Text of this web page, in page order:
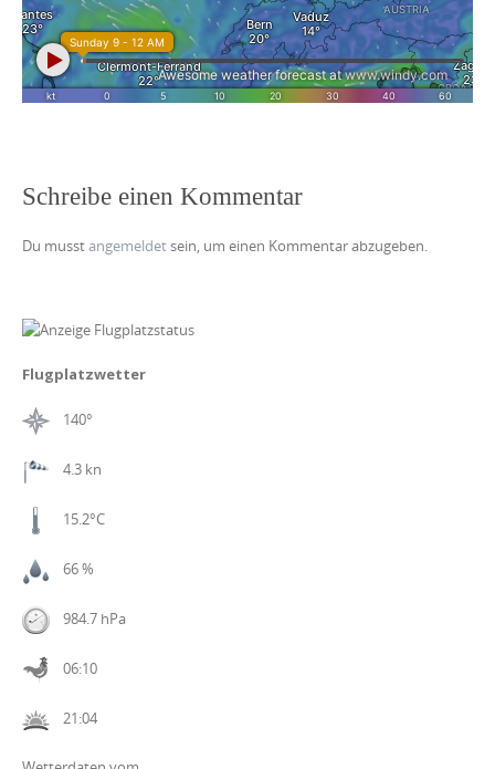
Schreibe einen Kommentar
Du musstangemeldetsein, um einen Kommentar abzugeben.
Flugplatzwetter
140°
4.3 kn
15.2°C
66 %
984.7 hPa
06:10
21:04